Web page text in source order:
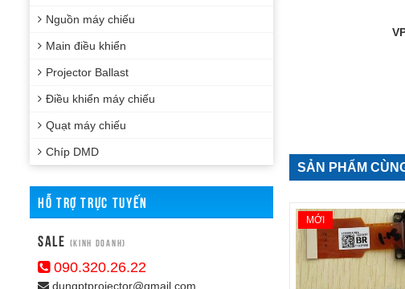
SẢN PHẨM
MỚI
Nguồn máy chiếu
Main điều khiển
Projector Ballast
Điều khiển máy chiếu
Quạt máy chiếu
Chíp DMD
HỖ TRỢ TRỰC TUYẾN
Sale (Kinh doanh)
090.320.26.22
dungptprojector@gmail.com